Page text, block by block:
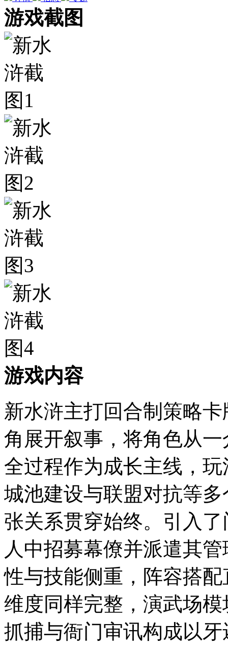
游戏截图
游戏内容
新水浒主打回合制策略
角展开叙事，将角色从
全过程作为成长主线，
城池建设与联盟对抗等
张关系贯穿始终。引入
人中招募幕僚并派遣其
性与技能侧重，阵容搭
维度同样完整，演武场
抓捕与衙门审讯构成以